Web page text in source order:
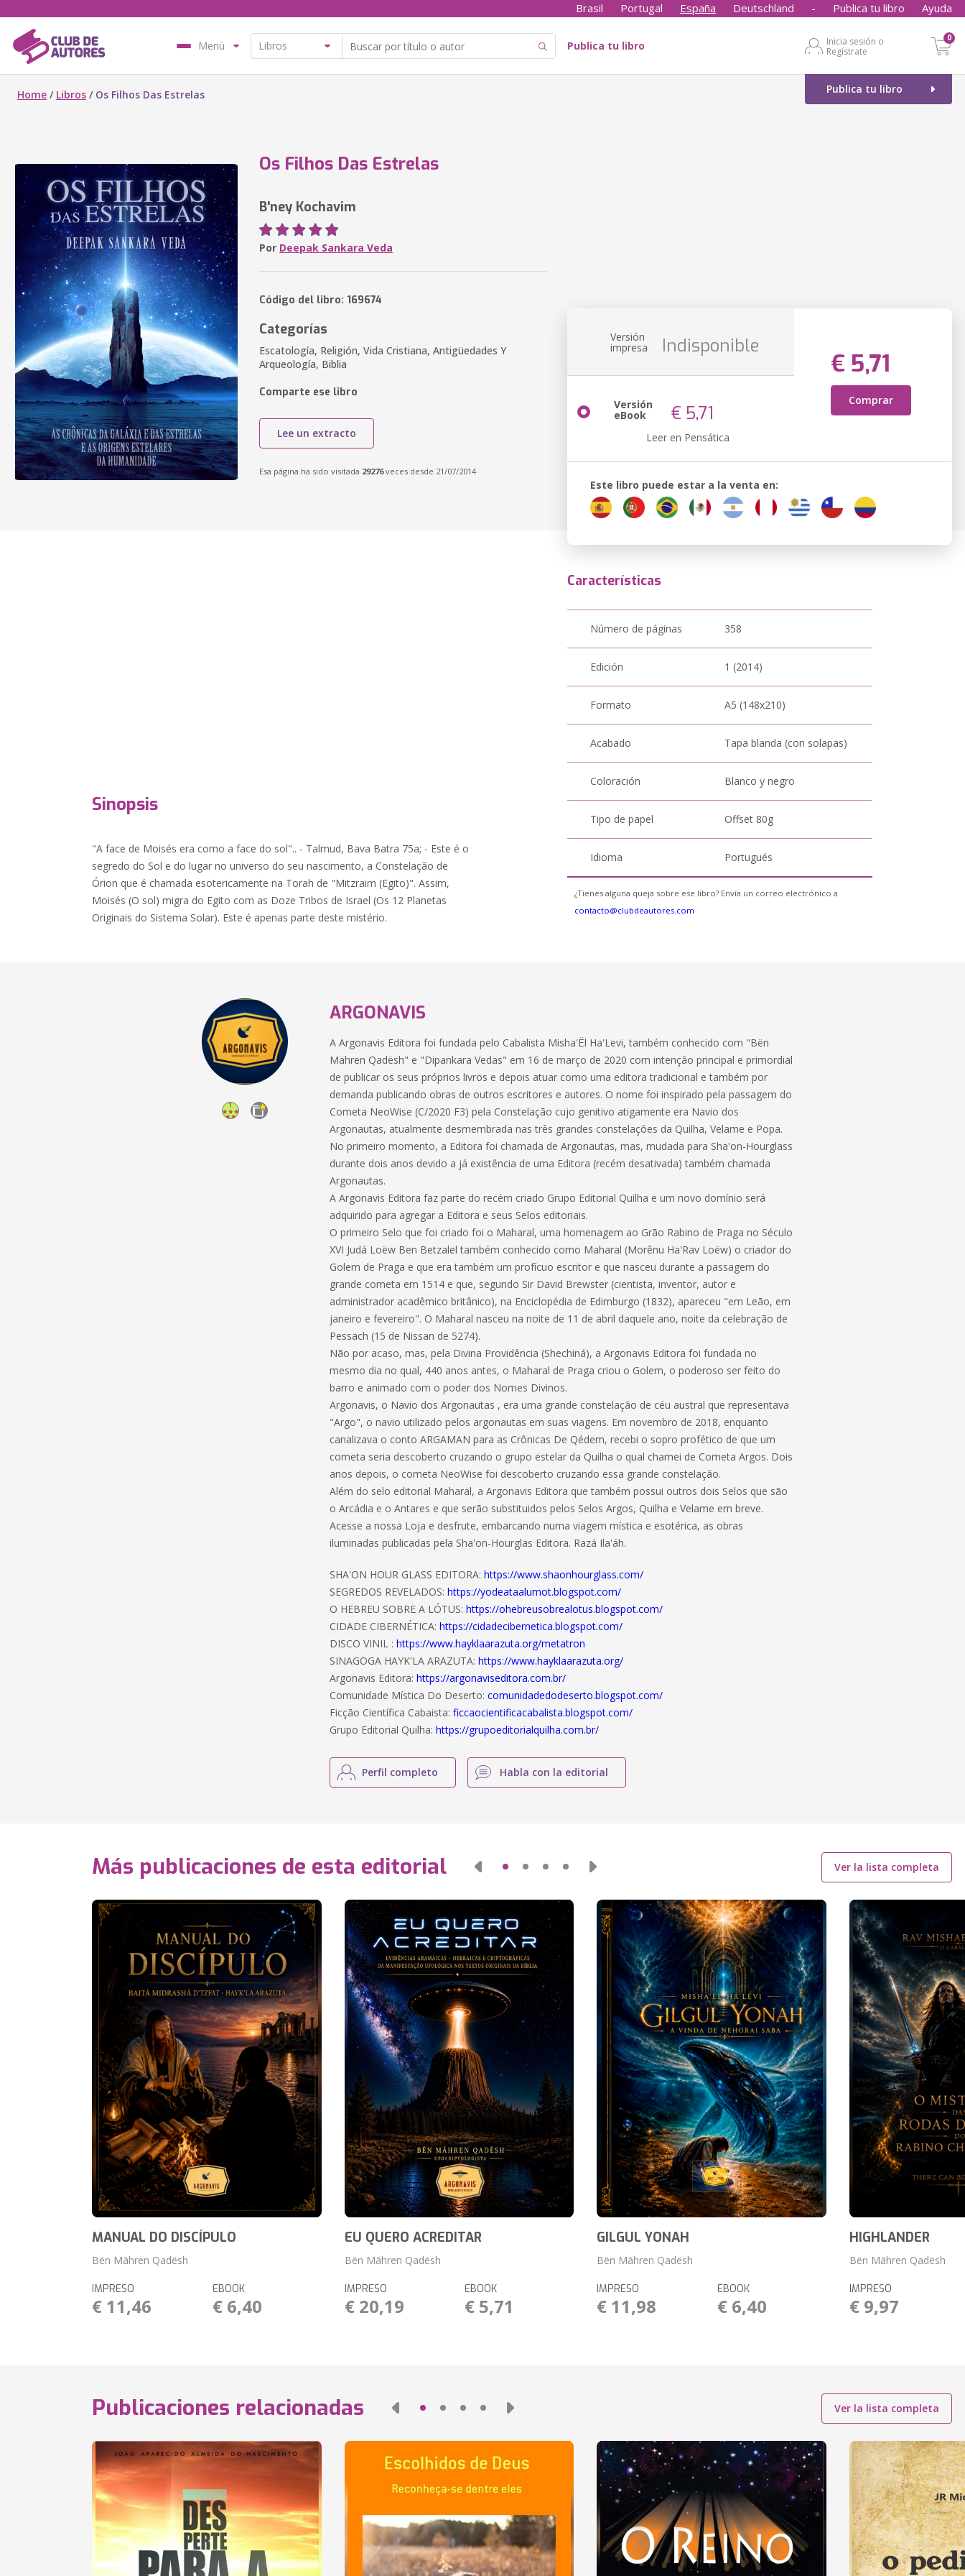
Brasil Portugal España Deutschland - Publica tu libro Ayuda
Menú Publica tu libro
Inicia sesión o
Regístrate
0
Publica tu libro
Home / Libros / Os Filhos Das Estrelas
Os Filhos Das Estrelas
B'ney Kochavim
Por Deepak Sankara Veda
Código del libro: 169674
Categorías
Escatología, Religión, Vida Cristiana, Antigüedades Y
Arqueología, Biblia
Comparte ese libro
Lee un extracto
Esa página ha sido visitada 29276veces desde 21/07/2014
Versión
impresa Indisponible
€ 5,71
Comprar
Versión
eBook € 5,71
Leer en Pensática
Este libro puede estar a la venta en:
Sinopsis
"A face de Moisés era como a face do sol".. - Talmud, Bava Batra 75a; - Este é o
segredo do Sol e do lugar no universo do seu nascimento, a Constelação de
Órion que é chamada esotericamente na Torah de "Mitzraim (Egito)". Assim,
Moisés (O sol) migra do Egito com as Doze Tribos de Israel (Os 12 Planetas
Originais do Sistema Solar). Este é apenas parte deste mistério.
Características
Número de páginas 358
Edición 1 (2014)
Formato A5 (148x210)
Acabado Tapa blanda (con solapas)
Coloración Blanco y negro
Tipo de papel Offset 80g
Idioma Portugués
¿Tienes alguna queja sobre ese libro? Envía un correo electrónico a
contacto@clubdeautores.com
ARGONAVIS
A Argonavis Editora foi fundada pelo Cabalista Misha'Ël Ha'Levi, também conhecido com "Bën
Mähren Qadësh" e "Dipankara Vedas" em 16 de março de 2020 com intenção principal e primordial
de publicar os seus próprios livros e depois atuar como uma editora tradicional e também por
demanda publicando obras de outros escritores e autores. O nome foi inspirado pela passagem do
Cometa NeoWise (C/2020 F3) pela Constelação cujo genitivo atigamente era Navio dos
Argonautas, atualmente desmembrada nas três grandes constelações da Quilha, Velame e Popa.
No primeiro momento, a Editora foi chamada de Argonautas, mas, mudada para Sha'on-Hourglass
durante dois anos devido a já existência de uma Editora (recém desativada) também chamada
Argonautas.
A Argonavis Editora faz parte do recém criado Grupo Editorial Quilha e um novo domínio será
adquirido para agregar a Editora e seus Selos editoriais.
O primeiro Selo que foi criado foi o Maharal, uma homenagem ao Grão Rabino de Praga no Século
XVI Judá Loëw Ben Betzalel também conhecido como Maharal (Morênu Ha'Rav Loëw) o criador do
Golem de Praga e que era também um profícuo escritor e que nasceu durante a passagem do
grande cometa em 1514 e que, segundo Sir David Brewster (cientista, inventor, autor e
administrador acadêmico britânico), na Enciclopédia de Edimburgo (1832), apareceu "em Leão, em
janeiro e fevereiro". O Maharal nasceu na noite de 11 de abril daquele ano, noite da celebração de
Pessach (15 de Nissan de 5274).
Não por acaso, mas, pela Divina Providência (Shechiná), a Argonavis Editora foi fundada no
mesmo dia no qual, 440 anos antes, o Maharal de Praga criou o Golem, o poderoso ser feito do
barro e animado com o poder dos Nomes Divinos.
Argonavis, o Navio dos Argonautas , era uma grande constelação de céu austral que representava
"Argo", o navio utilizado pelos argonautas em suas viagens. Em novembro de 2018, enquanto
canalizava o conto ARGAMAN para as Crônicas De Qédem, recebi o sopro profético de que um
cometa seria descoberto cruzando o grupo estelar da Quilha o qual chamei de Cometa Argos. Dois
anos depois, o cometa NeoWise foi descoberto cruzando essa grande constelação.
Além do selo editorial Maharal, a Argonavis Editora que também possui outros dois Selos que são
o Arcádia e o Antares e que serão substituidos pelos Selos Argos, Quilha e Velame em breve.
Acesse a nossa Loja e desfrute, embarcando numa viagem mística e esotérica, as obras
iluminadas publicadas pela Sha'on-Hourglas Editora. Razá Ila'áh.
SHA'ON HOUR GLASS EDITORA:https://www.shaonhourglass.com/
SEGREDOS REVELADOS:https://yodeataalumot.blogspot.com/
O HEBREU SOBRE A LÓTUS:https://ohebreusobrealotus.blogspot.com/
CIDADE CIBERNÉTICA:https://cidadecibernetica.blogspot.com/
DISCO VINIL :https://www.hayklaarazuta.org/metatron
SINAGOGA HAYK'LA ARAZUTA:https://www.hayklaarazuta.org/
Argonavis Editora:https://argonaviseditora.com.br/
Comunidade Mística Do Deserto:comunidadedodeserto.blogspot.com/
Ficção Científica Cabaista:ficcaocientificacabalista.blogspot.com/
Grupo Editorial Quilha:https://grupoeditorialquilha.com.br/
Perfil completo Habla con la editorial
Más publicaciones de esta editorial Ver la lista completa
MANUAL DO DISCÍPULO
Bën Mähren Qadësh
IMPRESO
€ 11,46
EBOOK
€ 6,40
EU QUERO ACREDITAR
Bën Mähren Qadësh
IMPRESO
€ 20,19
EBOOK
€ 5,71
GILGUL YONAH
Bën Mähren Qadësh
IMPRESO
€ 11,98
EBOOK
€ 6,40
HIGHLANDER
Bën Mähren Qadësh
IMPRESO
€ 9,97
Publicaciones relacionadas Ver la lista completa